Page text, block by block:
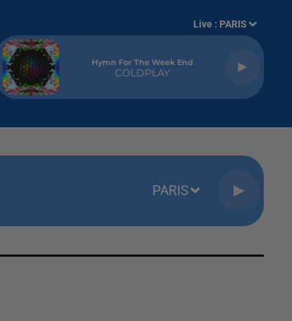
Live : PARIS
Hymn For The Week End
COLDPLAY
PARIS